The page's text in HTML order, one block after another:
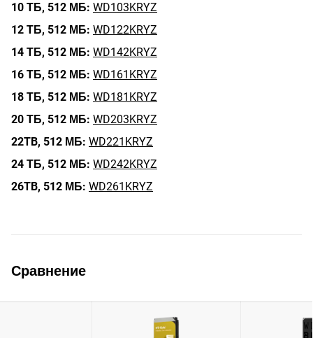
10 ТБ, 512 МБ: WD103KRYZ
12 ТБ, 512 МБ: WD122KRYZ
14 ТБ, 512 МБ: WD142KRYZ
16 ТБ, 512 МБ: WD161KRYZ
18 ТБ, 512 МБ: WD181KRYZ
20 ТБ, 512 МБ: WD203KRYZ
22TB, 512 МБ: WD221KRYZ
24 ТБ, 512 МБ: WD242KRYZ
26TB, 512 МБ: WD261KRYZ
Сравнение